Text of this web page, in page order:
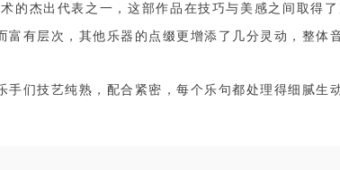
的杰出代表之一，这部作品在技巧与美感之间取得
有层次，其他乐器的点缀更增添了几分灵动，整体
们技艺纯熟，配合紧密，每个乐句都处理得细腻生